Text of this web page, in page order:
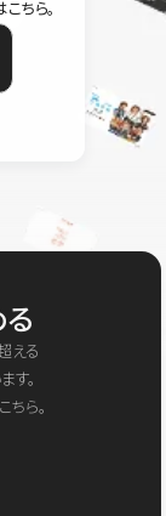
ちら。
る
える
す。
ら。